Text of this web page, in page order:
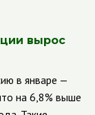
вырос
в январе —
на 6,8% выше